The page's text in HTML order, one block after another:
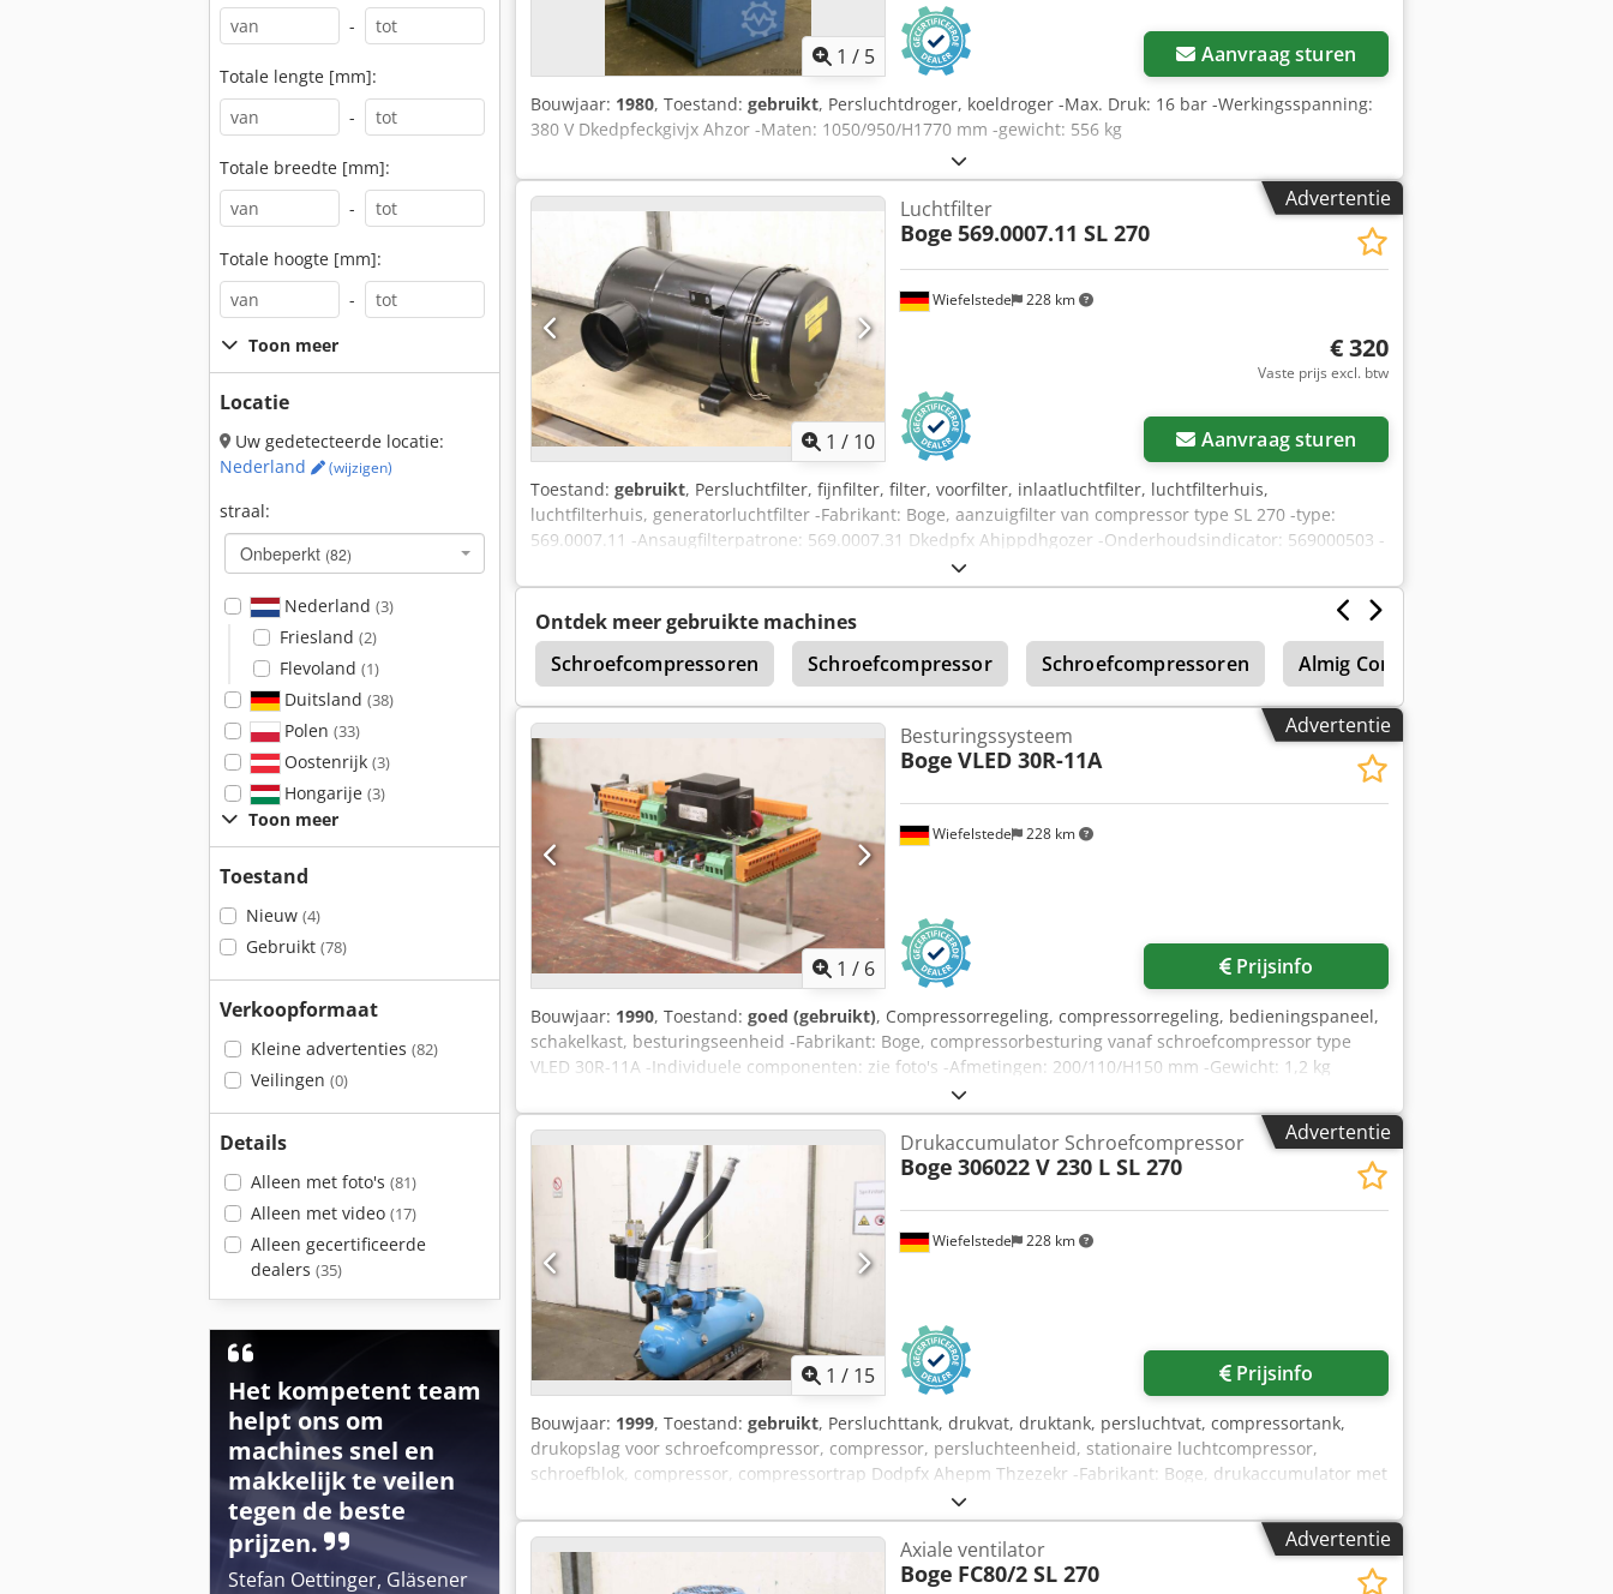
-
Totale lengte [mm]:
-
Totale breedte [mm]:
-
Totale hoogte [mm]:
-
Toon meer
Locatie
Uw gedetecteerde locatie:
Nederland
(wijzigen)
straal:
Onbeperkt (82)
Nederland (3)
Friesland (2)
Flevoland (1)
Duitsland (38)
Polen (33)
Oostenrijk (3)
Hongarije (3)
Toon meer
Toestand
Nieuw (4)
Gebruikt (78)
Verkoopformaat
Kleine advertenties (82)
Veilingen (0)
Details
Alleen met foto's (81)
Alleen met video (17)
Alleen gecertificeerde
dealers (35)
Het kompetent team
helpt ons om
machines snel en
makkelijk te veilen
tegen de beste
prijzen.
Stefan Oettinger, Gläsener
1 / 5 Aanvraag sturen
Bouwjaar: 1980, Toestand: gebruikt, Persluchtdroger, koeldroger -Max. Druk: 16 bar -Werkingsspanning:
380 V Dkedpfeckgivjx Ahzor -Maten: 1050/950/H1770 mm -gewicht: 556 kg
Advertentie
1 / 10
Wiefelstede 228 km
Luchtfilter
Boge 569.0007.11 SL 270
€ 320
Vaste prijs excl. btw
Aanvraag sturen
Toestand: gebruikt, Persluchtfilter, fijnfilter, filter, voorfilter, inlaatluchtfilter, luchtfilterhuis,
luchtfilterhuis, generatorluchtfilter -Fabrikant: Boge, aanzuigfilter van compressor type SL 270 -type:
569.0007.11 -Ansaugfilterpatrone: 569.0007.31 Dkedpfx Ahjppdhgozer -Onderhoudsindicator: 569000503 -
Ontdek meer gebruikte machines
Schroefcompressoren
Schroefcompressor Schroefcompressoren Almig Compressor
Persluchtdroger Almig Compressor
Advertentie
1 / 6
Wiefelstede 228 km
Besturingssysteem
Boge VLED 30R-11A
Prijsinfo
Bouwjaar: 1990, Toestand: goed (gebruikt), Compressorregeling, compressorregeling, bedieningspaneel,
schakelkast, besturingseenheid -Fabrikant: Boge, compressorbesturing vanaf schroefcompressor type
VLED 30R-11A -Individuele componenten: zie foto's -Afmetingen: 200/110/H150 mm -Gewicht: 1,2 kg
Advertentie
1 / 15
Wiefelstede 228 km
Drukaccumulator Schroefcompressor
Boge 306022 V 230 L SL 270
Prijsinfo
Bouwjaar: 1999, Toestand: gebruikt, Persluchttank, drukvat, druktank, persluchtvat, compressortank,
drukopslag voor schroefcompressor, compressor, persluchteenheid, stationaire luchtcompressor,
schroefblok, compressor, compressortrap Dodpfx Ahepm Thzezekr -Fabrikant: Boge, drukaccumulator met
filterblok van compressor type SL 270 -Drukaccumulator: Type 306022 V 230 L -einddruk: max. 15 bar -
Gatencirkel: Ø 240 x 22 mm -Filterunits: zie foto's Afzonderlijke componenten -Afmetingen:
1600/980/H1270 mm -Gewicht: 289 kg
Advertentie
Axiale ventilator
Boge FC80/2 SL 270